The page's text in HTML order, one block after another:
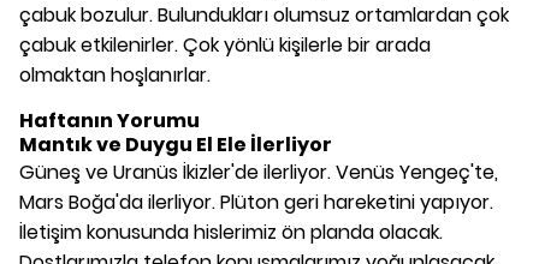
çabuk bozulur. Bulundukları olumsuz ortamlardan çok
çabuk etkilenirler. Çok yönlü kişilerle bir arada
olmaktan hoşlanırlar.
Haftanın Yorumu
Mantık ve Duygu El Ele İlerliyor
Güneş ve Uranüs İkizler'de ilerliyor. Venüs Yengeç'te,
Mars Boğa'da ilerliyor. Plüton geri hareketini yapıyor.
İletişim konusunda hislerimiz ön planda olacak.